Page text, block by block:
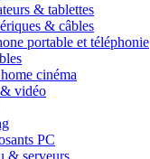
& tablettes
& câbles
portable et téléphonie
cinéma
vidéo
PC
& serveurs